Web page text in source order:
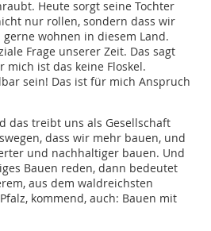
Heute sorgt seine Tochter
nur rollen, sondern dass wir
wohnen in diesem Land.
Frage unserer Zeit. Das sagt
ist das keine Floskel.
sein! Das ist für mich Anspruch
das treibt uns als Gesellschaft
dass wir mehr bauen, und
und nachhaltiger bauen. Und
Bauen reden, dann bedeutet
aus dem waldreichsten
kommend, auch: Bauen mit